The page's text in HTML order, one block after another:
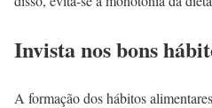
Invista nos bons
A formação dos hábitos